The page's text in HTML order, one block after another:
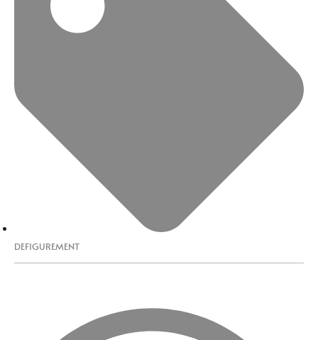
DEFIGUREMENT